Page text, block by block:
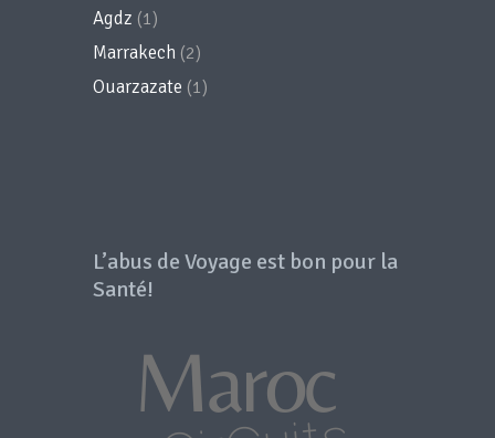
Agdz (1)
Marrakech (2)
Ouarzazate (1)
L’abus de Voyage est bon pour la
Santé!